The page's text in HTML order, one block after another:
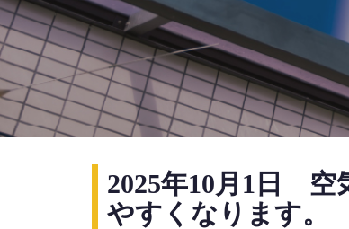
2025年10月1日 空
やすくなります。